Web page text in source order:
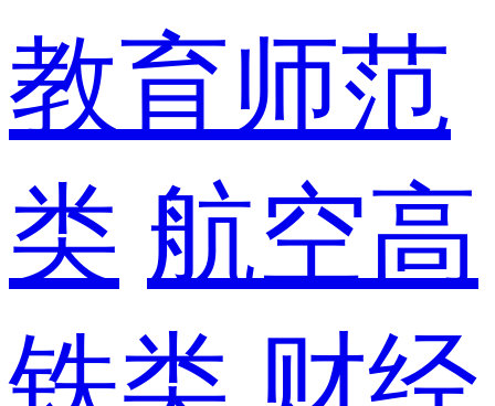
教育师范
类 航空高